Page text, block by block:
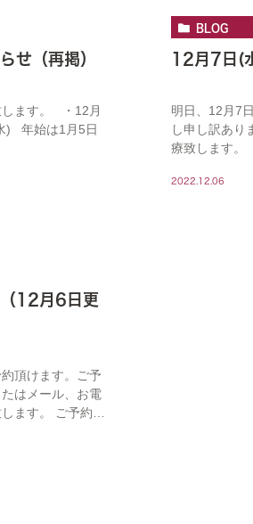
せ（再掲）
します。 ・12月
年始は1月5日
BLOG
12月7日(
明日、12月7
し申し訳あり
療致します。
2022.12.06
12月6日更
頂けます。ご予
はメール、お電
ます。 ご予約状
る場合がござい